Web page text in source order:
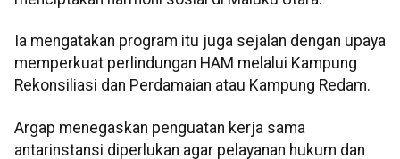
Ia mengatakan program itu juga sejalan dengan upaya
memperkuat perlindungan HAM melalui Kampung
Rekonsiliasi dan Perdamaian atau Kampung Redam.
Argap menegaskan penguatan kerja sama
antarinstansi diperlukan agar pelayanan hukum dan